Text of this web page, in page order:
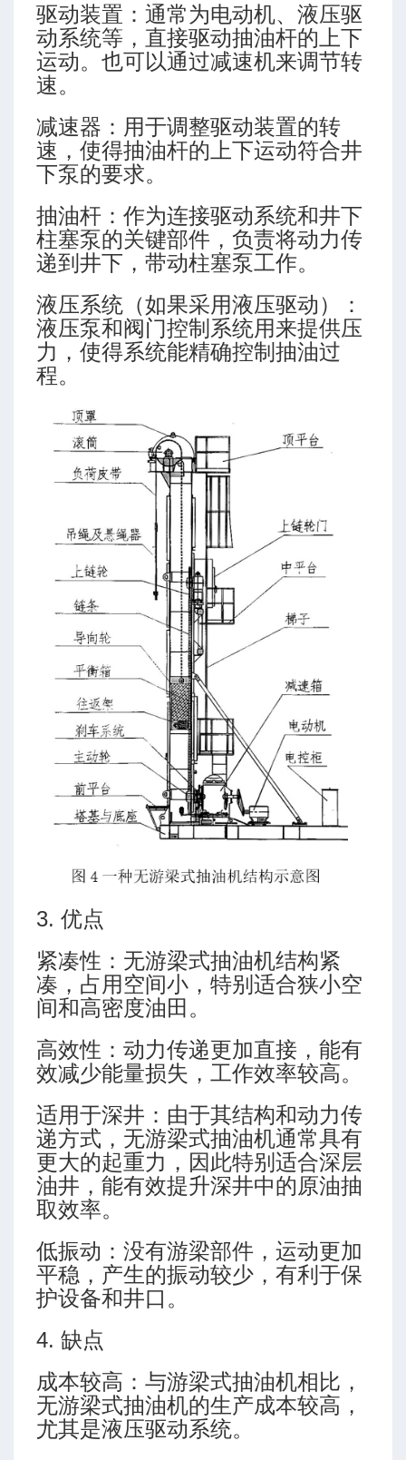
驱动装置：通常为电动机、液压驱
动系统等，直接驱动抽油杆的上下
运动。也可以通过减速机来调节转
速。
减速器：用于调整驱动装置的转
速，使得抽油杆的上下运动符合井
下泵的要求。
抽油杆：作为连接驱动系统和井下
柱塞泵的关键部件，负责将动力传
递到井下，带动柱塞泵工作。
液压系统（如果采用液压驱动）：
液压泵和阀门控制系统用来提供压
力，使得系统能精确控制抽油过
程。
3. 优点
紧凑性：无游梁式抽油机结构紧
凑，占用空间小，特别适合狭小空
间和高密度油田。
高效性：动力传递更加直接，能有
效减少能量损失，工作效率较高。
适用于深井：由于其结构和动力传
递方式，无游梁式抽油机通常具有
更大的起重力，因此特别适合深层
油井，能有效提升深井中的原油抽
取效率。
低振动：没有游梁部件，运动更加
平稳，产生的振动较少，有利于保
护设备和井口。
4. 缺点
成本较高：与游梁式抽油机相比，
无游梁式抽油机的生产成本较高，
尤其是液压驱动系统。